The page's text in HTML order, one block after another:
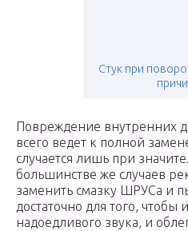
Стук при
Повреждение внутренних
всего ведет к полной
случается лишь при
большинстве же случаев
заменить смазку ШРУСа и
достаточно для того, чтобы
надоедливого звука, и